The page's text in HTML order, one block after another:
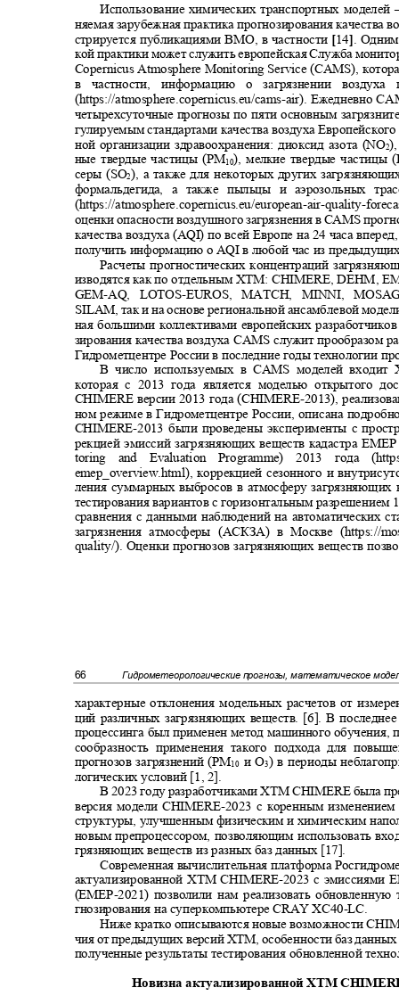
Использование химических транспортных
няемая зарубежная практика прогнозирования качества
стрируется публикациями ВМО, в частности [14] .
кой практики может служить европейская Служба
Copernicus Atmosphere Monitoring Service (CAMS),
в частности, информацию о загрязнении
(https://atmosphere.copernicus.eu/cams-air) . Ежедневно
четырехсуточные прогнозы по пяти основным
гулируемым стандартами качества воздуха
ной организации здравоохранения: диоксид азота (NO2
ные твердые частицы (PM10), мелкие твердые частицы
серы (SO2), а также для некоторых других
формальдегида, а также пыльцы и аэрозольных
(https://atmosphere.copernicus.eu/european-air-quality-
оценки опасности воздушного загрязнения вCAMS
качества воздуха (AQI) по всей Европе на 24 часа
получить информацию о AQIв любой час из
Расчеты прогностических концентраций
изводятся как по отдельным ХТМ: CHIMERE, DEHM,
GEM-AQ, LOTOS-EUROS, MATCH, MINNI,
SILAM , так и на основе региональной ансамблевой
ная большими коллективами европейских
зирования качества воздуха CAMSслужит прообразом
Гидрометцентре России в последние годы технологии
В число используемых в CAMS моделей
которая с 2013 года является моделью открытого
CHIMERE версии 2013 года(CHIMERE-2013),
ном режиме в Гидрометцентре России описана
CHIMERE-2013 были проведены эксперименты с
рекцией эмиссий загрязняющих веществ кадастра
toring and Evaluation Programme) 2013 года
emep_overview.html), коррекцией сезонного и
ления суммарных выбросов в атмосферу
тестирования вариантов с горизонтальным
сравнения с данными наблюдений на автоматических
загрязнения атмосферы (АСКЗА) в Москве(https://
quality/). Оценки прогнозов загрязняющих веществ
66 Гидрометеорологические прогнозы, математическое
характерные отклонения модельных расчетов от
ций различных загрязняющих веществ. [6]. В
процессинга был применен метод машинного обучения,
сообразность применения такого подхода для
прогнозов загрязнений (РМ10 и О3)в периоды
логических условий [1, 2].
В 2023 году разработчиками ХТМCHIMEREбыла
версия моделиCHIMERE-2023 с коренным
структуры, улучшенным физическим и химическим
новым препроцессором, позволяющим использовать
грязняющих веществ из разных баз данных [17].
Современная вычислительная платформа
актуализированнойXTM CHIMERE-2023 c эмиссиями
(EMEP-2021) позволили нам реализовать
гнозирования на суперкомпьютереCRAY XC40-LC.
Ниже кратко описываются новые возможности
чия от предыдущих версий ХТМ, особенности баз
полученные результаты тестирования обновленной
Новизна актуализированной ХТМ